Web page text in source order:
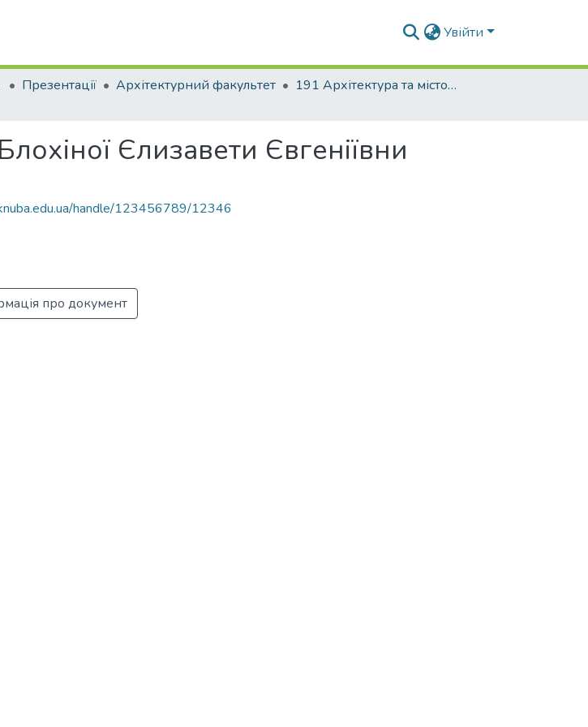
Увійти
Презентації Архітектурний факультет
191 Архітектура та містобудування
Єлизавети Євгеніївни
handle/123456789/12346
про документ